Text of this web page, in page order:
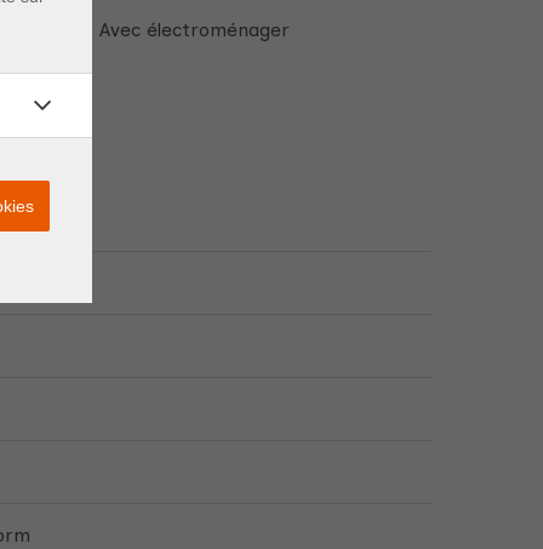
fermée, Avec électroménager